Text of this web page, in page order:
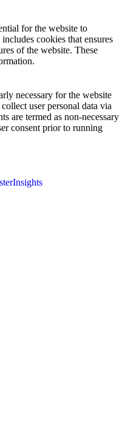
for the website to
cookies that ensures
of the website. These
necessary for the website
user personal data via
are termed as non-necessary
consent prior to running